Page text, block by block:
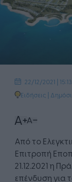
22/12/2021 | 15:13
Ειδήσεις |
Από το
Επιτροπή
21.12.2021 η
επένδυση για